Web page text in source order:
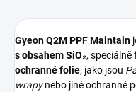
Gyeon Q2M PPF Maintain
s obsahem SiO₂,
ochranné folie, jako jsou
wrapynebo jiné ochranné